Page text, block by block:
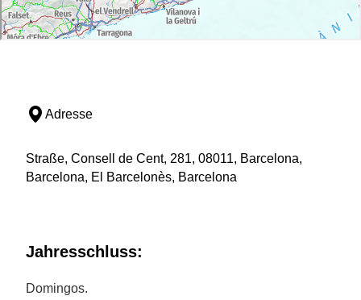
Adresse
Straße, Consell de Cent, 281, 08011, Barcelona,
Barcelona, El Barcelonès, Barcelona
Jahresschluss:
Domingos.